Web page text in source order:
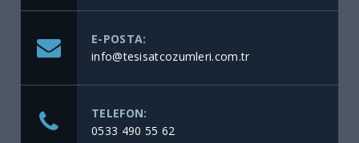
E-POSTA:
info@tesisatcozumleri.com.tr
TELEFON:
0533 490 55 62